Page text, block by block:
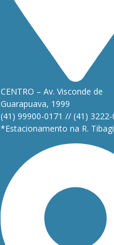
CENTRO – Av. Visconde de
Guarapuava, 1999
(41) 99900-0171 // (41) 3222-
*Estacionamento na R.